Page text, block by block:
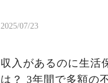
2025/07/23
収入があるのに生活
は？ 3年間で多額の